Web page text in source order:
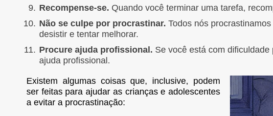
Recompense-se. Quando você terminar uma tarefa,
Não se culpe por procrastinar. Todos nós
desistir e tentar melhorar.
Procure ajuda profissional. Se você está com
ajuda profissional.
Existem algumas coisas que, inclusive, podem
ser feitas para ajudar as crianças e adolescentes
a evitar a procrastinação: